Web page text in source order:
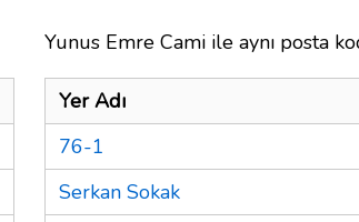
Yunus Emre Cami ile aynı posta
Yer Adı
76-1
Serkan Sokak